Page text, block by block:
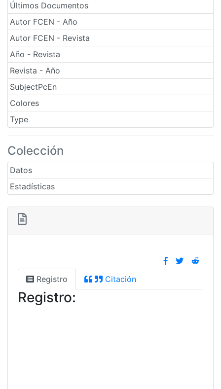
Últimos Documentos
Autor FCEN - Año
Autor FCEN - Revista
Año - Revista
Revista - Año
SubjectPcEn
Colores
Type
Colección
Datos
Estadísticas
Registro Citación
Registro: